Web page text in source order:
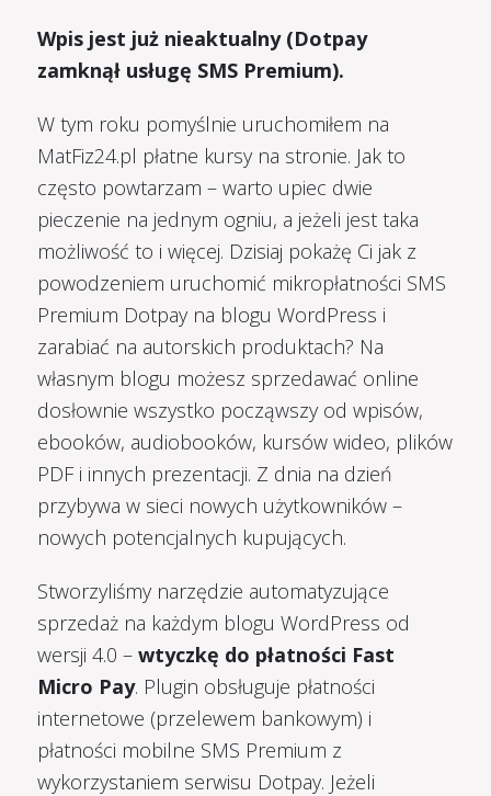
Wpis jest już nieaktualny (Dotpay
zamknął usługę SMS Premium).
W tym roku pomyślnie uruchomiłem na
MatFiz24.pl płatne kursy na stronie. Jak to
często powtarzam – warto upiec dwie
pieczenie na jednym ogniu, a jeżeli jest taka
możliwość to i więcej. Dzisiaj pokażę Ci jak z
powodzeniem uruchomić mikropłatności SMS
Premium Dotpay na blogu WordPress i
zarabiać na autorskich produktach? Na
własnym blogu możesz sprzedawać online
dosłownie wszystko począwszy od wpisów,
ebooków, audiobooków, kursów wideo, plików
PDF i innych prezentacji. Z dnia na dzień
przybywa w sieci nowych użytkowników –
nowych potencjalnych kupujących.
Stworzyliśmy narzędzie automatyzujące
sprzedaż na każdym blogu WordPress od
wersji 4.0 – wtyczkę do płatności Fast
Micro Pay. Plugin obsługuje płatności
internetowe (przelewem bankowym) i
płatności mobilne SMS Premium z
wykorzystaniem serwisu Dotpay. Jeżeli